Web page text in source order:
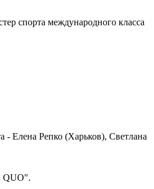
спорта международного класса
- Елена Репко (Харьков), Светлана
QUO".